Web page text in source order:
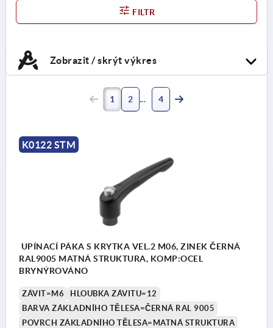
FILTR
Zobrazit / skrýt výkres
1 2 4
K0122 STM
UPÍNACÍ PÁKA S KRYTKA VEL.2 M06, ZINEK ČERNÁ
RAL9005 MATNÁ STRUKTURA, KOMP:OCEL
BRYNÝROVÁNO
ZÁVIT=M6
HLOUBKA ZÁVITU=12
BARVA ZÁKLADNÍHO TĚLESA=ČERNÁ RAL 9005
POVRCH ZÁKLADNÍHO TĚLESA=MATNÁ STRUKTURA